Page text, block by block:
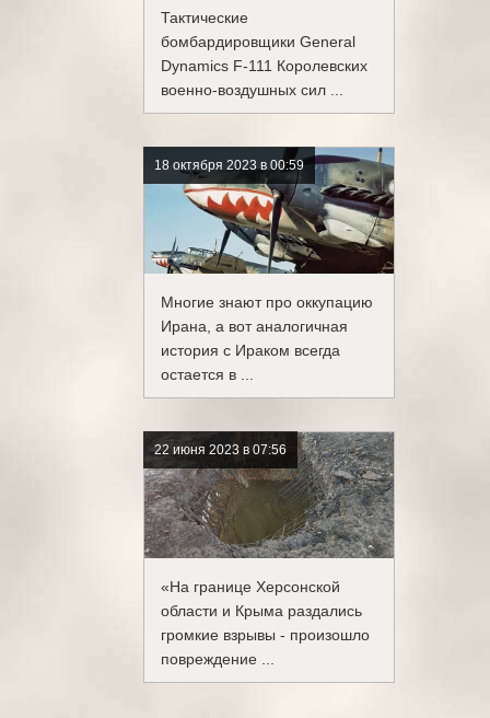
Тактические
бомбардировщики General
Dynamics F-111 Королевских
военно-воздушных сил ...
18 октября 2023 в 00:59
Многие знают про оккупацию
Ирана, а вот аналогичная
история с Ираком всегда
остается в ...
22 июня 2023 в 07:56
«На границе Херсонской
области и Крыма раздались
громкие взрывы - произошло
повреждение ...